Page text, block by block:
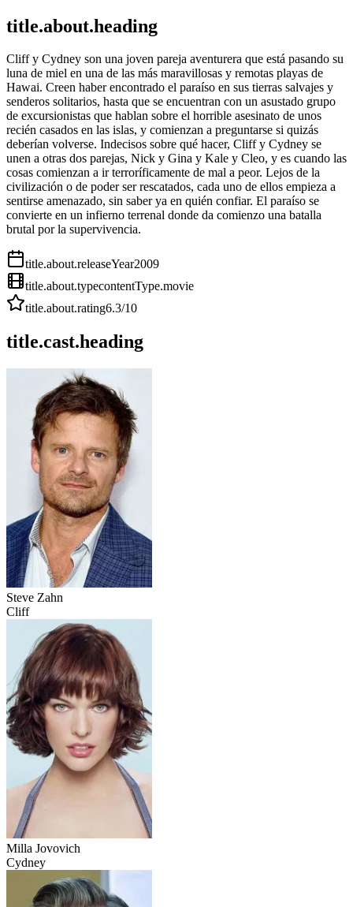
title.about.heading
Cliff y Cydney son una joven pareja aventurera que está pasando su
luna de miel en una de las más maravillosas y remotas playas de
Hawai. Creen haber encontrado el paraíso en sus tierras salvajes y
senderos solitarios, hasta que se encuentran con un asustado grupo
de excursionistas que hablan sobre el horrible asesinato de unos
recién casados en las islas, y comienzan a preguntarse si quizás
deberían volverse. Indecisos sobre qué hacer, Cliff y Cydney se
unen a otras dos parejas, Nick y Gina y Kale y Cleo, y es cuando las
cosas comienzan a ir terroríficamente de mal a peor. Lejos de la
civilización o de poder ser rescatados, cada uno de ellos empieza a
sentirse amenazado, sin saber ya en quién confiar. El paraíso se
convierte en un infierno terrenal donde da comienzo una batalla
brutal por la supervivencia.
title.about.releaseYear2009
title.about.typecontentType.movie
title.about.rating6.3/10
title.cast.heading
Steve Zahn
Cliff
Milla Jovovich
Cydney